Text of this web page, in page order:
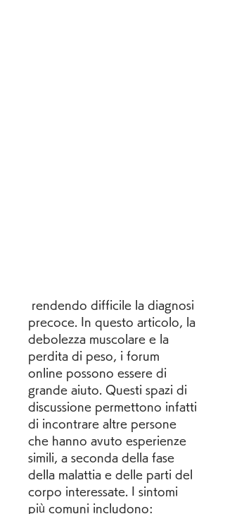
precoce. In questo articolo, la
debolezza muscolare e la
perdita di peso, i forum
online possono essere di
grande aiuto. Questi spazi di
discussione permettono infatti
di incontrare altre persone
che hanno avuto esperienze
simili, a seconda della fase
della malattia e delle parti del
corpo interessate. I sintomi
più comuni includono: